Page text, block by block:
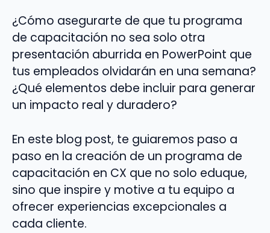
¿Cómo asegurarte de que tu programa
de capacitación no sea solo otra
presentación aburrida en PowerPoint que
tus empleados olvidarán en una semana?
¿Qué elementos debe incluir para generar
un impacto real y duradero?
En este blog post, te guiaremos paso a
paso en la creación de un programa de
capacitación en CX que no solo eduque,
sino que inspire y motive a tu equipo a
ofrecer experiencias excepcionales a
cada cliente.